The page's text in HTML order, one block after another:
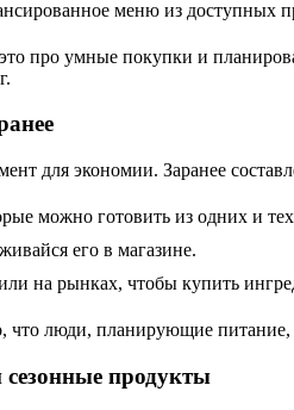
меню из доступных
про умные покупки и
для экономии. Заранее
можно готовить из одних и
его в магазине.
на рынках, чтобы купить
что люди, планирующие питание,
продукты